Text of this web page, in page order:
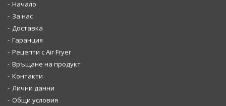
Начало
За нас
Доставка
Гаранция
Рецепти с Air Fryer
Връщане на продукт
Контакти
Лични данни
Общи условия